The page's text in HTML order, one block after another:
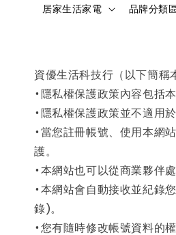
居家生活家電 品牌分類
資優生活科技行（以下簡稱
•隱私權保護政策內容包括
•隱私權保護政策並不適用
•當您註冊帳號、使用本網
護。
•本網站也可以從商業夥伴
•本網站會自動接收並紀錄
錄)。
•您有隨時修改帳號資料的